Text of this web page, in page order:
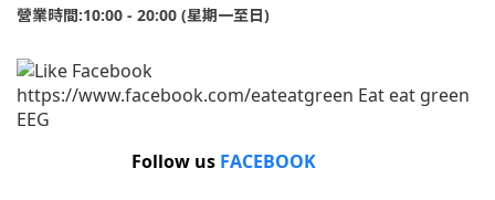
營業時間:10:00 - 20:00 (星期一至日)
Follow us FACEBOOK